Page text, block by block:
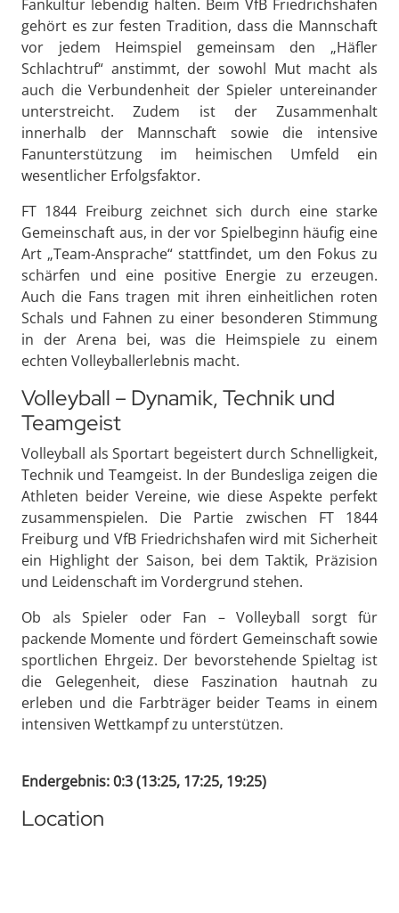
Fankultur lebendig halten. Beim VfB Friedrichshafen
gehört es zur festen Tradition, dass die Mannschaft
vor jedem Heimspiel gemeinsam den „Häfler
Schlachtruf“ anstimmt, der sowohl Mut macht als
auch die Verbundenheit der Spieler untereinander
unterstreicht. Zudem ist der Zusammenhalt
innerhalb der Mannschaft sowie die intensive
Fanunterstützung im heimischen Umfeld ein
wesentlicher Erfolgsfaktor.
FT 1844 Freiburg zeichnet sich durch eine starke
Gemeinschaft aus, in der vor Spielbeginn häufig eine
Art „Team-Ansprache“ stattfindet, um den Fokus zu
schärfen und eine positive Energie zu erzeugen.
Auch die Fans tragen mit ihren einheitlichen roten
Schals und Fahnen zu einer besonderen Stimmung
in der Arena bei, was die Heimspiele zu einem
echten Volleyballerlebnis macht.
Volleyball – Dynamik, Technik und
Teamgeist
Volleyball als Sportart begeistert durch Schnelligkeit,
Technik und Teamgeist. In der Bundesliga zeigen die
Athleten beider Vereine, wie diese Aspekte perfekt
zusammenspielen. Die Partie zwischen FT 1844
Freiburg und VfB Friedrichshafen wird mit Sicherheit
ein Highlight der Saison, bei dem Taktik, Präzision
und Leidenschaft im Vordergrund stehen.
Ob als Spieler oder Fan – Volleyball sorgt für
packende Momente und fördert Gemeinschaft sowie
sportlichen Ehrgeiz. Der bevorstehende Spieltag ist
die Gelegenheit, diese Faszination hautnah zu
erleben und die Farbträger beider Teams in einem
intensiven Wettkampf zu unterstützen.
Endergebnis: 0:3 (13:25, 17:25, 19:25)
Location